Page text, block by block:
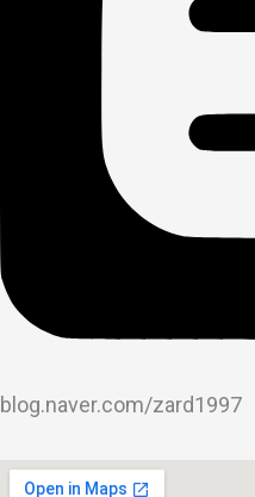
blog.naver.com/zard1997